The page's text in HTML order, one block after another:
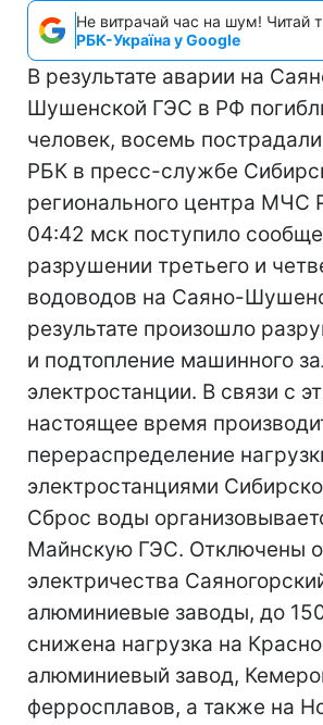
Не витрачай час на шум! Читай
РБК-Україна у Google
В результате аварии на
Шушенской ГЭС в РФ
человек, восемь
РБК в пресс-службе
регионального центра МЧС
04:42 мск поступило
разрушении третьего и
водоводов на Саяно-
результате произошло
и подтопление машинного
электростанции. В связи с
настоящее время
перераспределение
электростанциями
Сброс воды
Майнскую ГЭС. Отключены
электричества
алюминиевые заводы, до
снижена нагрузка на
алюминиевый завод,
ферросплавов, а также на